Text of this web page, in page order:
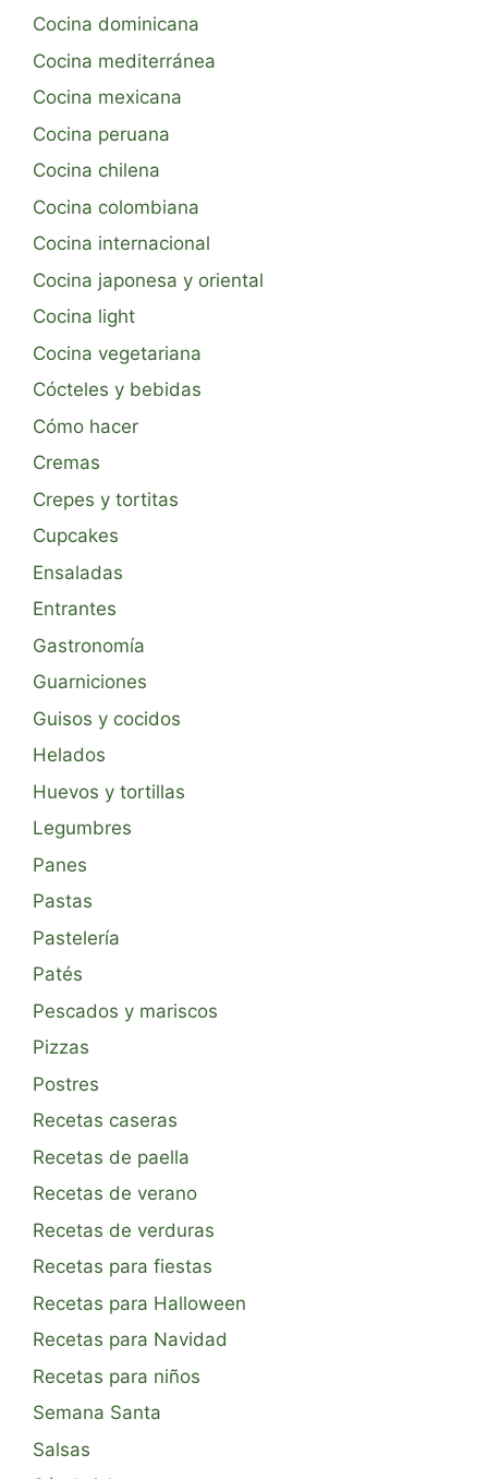
Cocina dominicana
Cocina mediterránea
Cocina mexicana
Cocina peruana
Cocina chilena
Cocina colombiana
Cocina internacional
Cocina japonesa y oriental
Cocina light
Cocina vegetariana
Cócteles y bebidas
Cómo hacer
Cremas
Crepes y tortitas
Cupcakes
Ensaladas
Entrantes
Gastronomía
Guarniciones
Guisos y cocidos
Helados
Huevos y tortillas
Legumbres
Panes
Pastas
Pastelería
Patés
Pescados y mariscos
Pizzas
Postres
Recetas caseras
Recetas de paella
Recetas de verano
Recetas de verduras
Recetas para fiestas
Recetas para Halloween
Recetas para Navidad
Recetas para niños
Semana Santa
Salsas